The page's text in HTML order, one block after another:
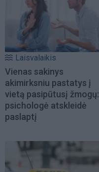
Laisvalaikis
Vienas sakinys
akimirksniu pastatys į
vietą pasipūtusį žmogų:
psichologė atskleidė
paslaptį